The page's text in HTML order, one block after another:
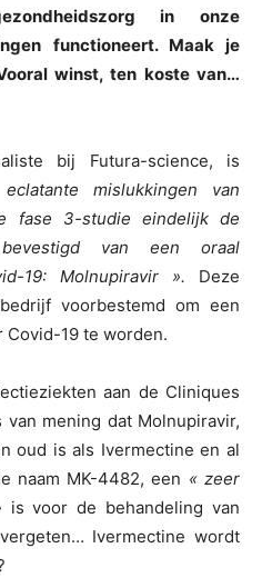
in onze
functioneert. Maak je
winst, ten koste van…
bij Futura-science, is
mislukkingen van
fase 3-studie eindelijk de
van een oraal
19: Molnupiravir ». Deze
voorbestemd om een
Covid-19 te worden.
aan de Cliniques
mening dat Molnupiravir,
oud is als Ivermectine en al
naam MK-4482, een « zeer
is voor de behandeling van
Ivermectine wordt